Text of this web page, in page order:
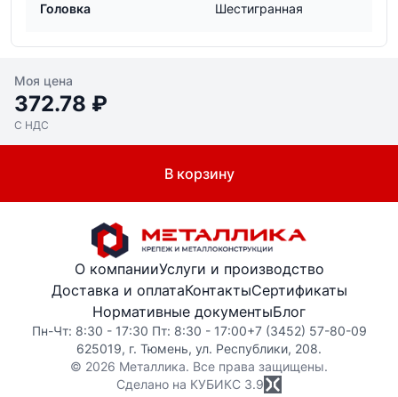
Головка Шестигранная
Моя цена
372.78 ₽
С НДС
В корзину
О компанииУслуги и производство
Доставка и оплатаКонтактыСертификаты
Нормативные документыБлог
Пн-Чт: 8:30 - 17:30 Пт: 8:30 - 17:00+7 (3452) 57-80-09
625019, г. Тюмень, ул. Республики, 208.
© 2026 Металлика. Все права защищены.
Сделано на КУБИКС 3.9